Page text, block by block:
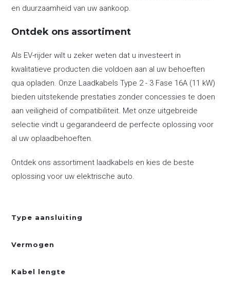
en duurzaamheid van uw aankoop.
Ontdek ons assortiment
Als EV-rijder wilt u zeker weten dat u investeert in
kwalitatieve producten die voldoen aan al uw behoeften
qua opladen. Onze Laadkabels Type 2 - 3 Fase 16A (11 kW)
bieden uitstekende prestaties zonder concessies te doen
aan veiligheid of compatibiliteit. Met onze uitgebreide
selectie vindt u gegarandeerd de perfecte oplossing voor
al uw oplaadbehoeften.
Ontdek ons assortiment laadkabels en kies de beste
oplossing voor uw elektrische auto.
Type aansluiting
Vermogen
Kabel lengte